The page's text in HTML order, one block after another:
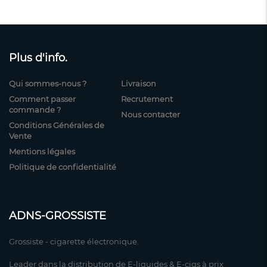
Plus d'info.
Qui sommes-nous ?
Comment passer
commande ?
Conditions Générales de
Vente
Mentions légales
Politique de confidentialité
Livraison
Recrutement
Nous contacter
ADNS-GROSSISTE
Grossiste - cigarette électronique.
Leader dans la distribution de E-liquides & E-cigs à prix